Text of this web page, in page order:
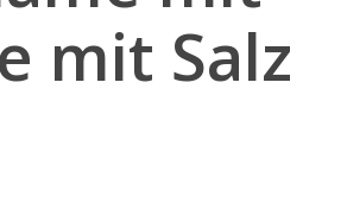
mit Salz